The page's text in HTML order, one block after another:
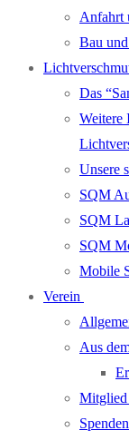
Anfahrt
Bau
Das
Weitere
Unsere
SQM
SQM
SQM
Mobile
Verein
Aus
Mitglied
Spenden